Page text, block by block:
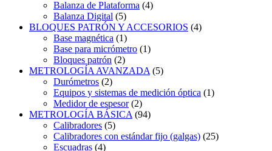
Balanza de Plataforma (4)
Balanza Digital (5)
BLOQUES PATRÓN Y ACCESORIOS (4)
Base magnética (1)
Base para micrómetro (1)
Bloques patrón (2)
METROLOGÍA AVANZADA (5)
Durómetros (2)
Equipos y sistemas de medición óptica (1)
Medidor de espesor (2)
METROLOGÍA BÁSICA (94)
Calibradores (5)
Calibradores con estándar fijo (galgas) (25)
Escuadras (4)